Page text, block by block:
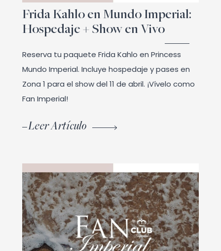
Frida Kahlo en Mundo Imperial:
Hospedaje + Show en Vivo
Reserva tu paquete Frida Kahlo en Princess
Mundo Imperial. Incluye hospedaje y pases en
Zona 1 para el show del 11 de abril. ¡Vívelo como
Fan Imperial!
Leer Artículo